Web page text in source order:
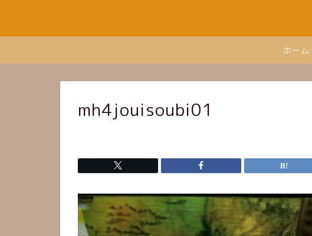
ホーム
mh4jouisoubi01